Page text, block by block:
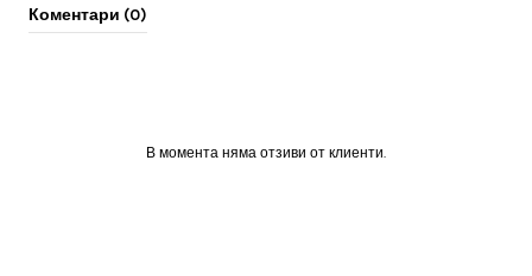
Коментари (0)
В момента няма отзиви от клиенти.